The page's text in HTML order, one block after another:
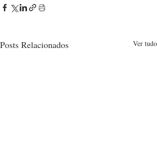
Posts Relacionados Ver tudo